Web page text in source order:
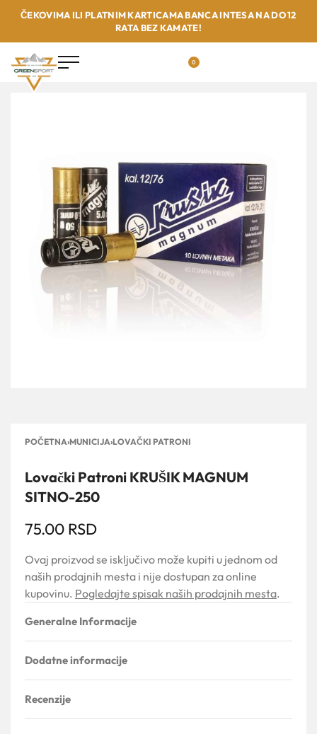
ČEKOVIMA ILI PLATNIM KARTICAMA BANCA INTESA NA DO 12
RATA BEZ KAMATE!
0
POČETNA›MUNICIJA›LOVAČKI PATRONI
Lovački Patroni KRUŠIK MAGNUM
SITNO-250
75.00 RSD
Ovaj proizvod se isključivo može kupiti u jednom od
naših prodajnih mesta i nije dostupan za online
kupovinu. Pogledajte spisak naših prodajnih mesta.
Generalne Informacije
Dodatne informacije
Recenzije